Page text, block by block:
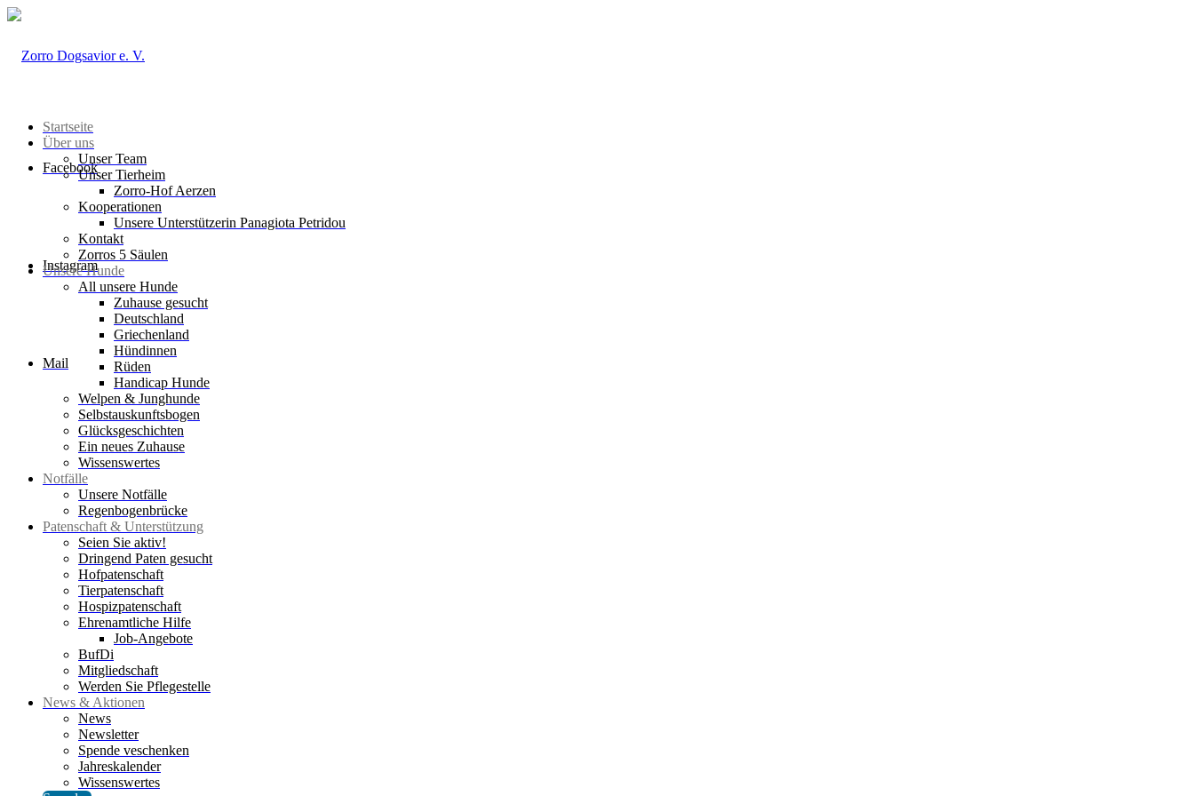
Facebook
Instagram
Mail
Startseite
Über uns
Unser Team
Unser Tierheim
Zorro-Hof Aerzen
Kooperationen
Unsere Unterstützerin Panagiota Petridou
Kontakt
Zorros 5 Säulen
Unsere Hunde
All unsere Hunde
Zuhause gesucht
Deutschland
Griechenland
Hündinnen
Rüden
Handicap Hunde
Welpen & Junghunde
Selbstauskunftsbogen
Glücksgeschichten
Ein neues Zuhause
Wissenswertes
Notfälle
Unsere Notfälle
Regenbogenbrücke
Patenschaft & Unterstützung
Seien Sie aktiv!
Dringend Paten gesucht
Hofpatenschaft
Tierpatenschaft
Hospizpatenschaft
Ehrenamtliche Hilfe
Job-Angebote
BufDi
Mitgliedschaft
Werden Sie Pflegestelle
News & Aktionen
News
Newsletter
Spende veschenken
Jahreskalender
Wissenswertes